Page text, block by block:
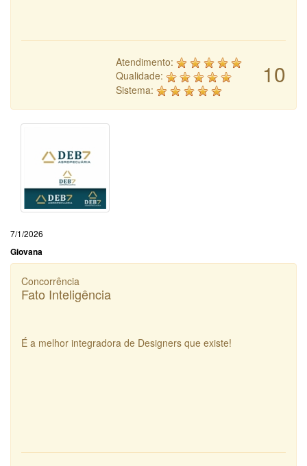
10
Atendimento:
Qualidade:
Sistema:
7/1/2026
Giovana
Concorrência
Fato Inteligência
É a melhor integradora de Designers que existe!